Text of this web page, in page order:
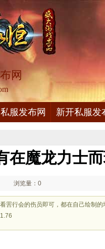
网
私服发布网 新开私服发
在魔龙力士
浏览量：0
罟行会的伤员即可，都在自己绘制